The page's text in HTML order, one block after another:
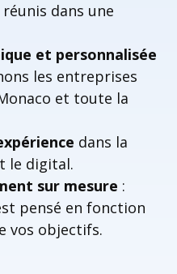
dans une
et personnalisée
les entreprises
et toute la
dans la
le digital.
sur mesure :
pensé en fonction
vos objectifs.